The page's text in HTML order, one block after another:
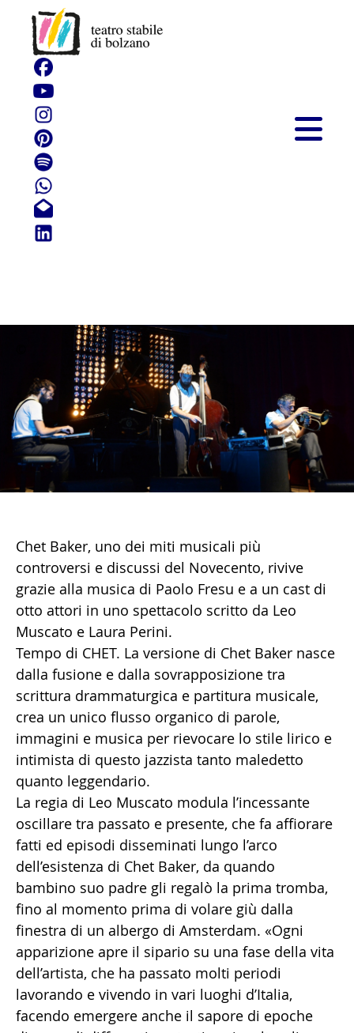
Tempo di Chet. La
versione di Chet
Baker
Chet Baker, uno dei miti musicali più
controversi e discussi del Novecento, rivive
grazie alla musica di Paolo Fresu e a un cast di
otto attori in uno spettacolo scritto da Leo
Muscato e Laura Perini.
Tempo di CHET. La versione di Chet Baker nasce
dalla fusione e dalla sovrapposizione tra
scrittura drammaturgica e partitura musicale,
crea un unico flusso organico di parole,
immagini e musica per rievocare lo stile lirico e
intimista di questo jazzista tanto maledetto
quanto leggendario.
La regia di Leo Muscato modula l’incessante
oscillare tra passato e presente, che fa affiorare
fatti ed episodi disseminati lungo l’arco
dell’esistenza di Chet Baker, da quando
bambino suo padre gli regalò la prima tromba,
fino al momento prima di volare giù dalla
finestra di un albergo di Amsterdam. «Ogni
apparizione apre il sipario su una fase della vita
dell’artista, che ha passato molti periodi
lavorando e vivendo in vari luoghi d’Italia,
facendo emergere anche il sapore di epoche